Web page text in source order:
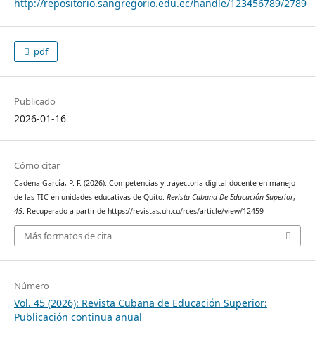
http://repositorio.sangregorio.edu.ec/handle/123456789/2789
pdf
Publicado
2026-01-16
Cómo citar
Cadena García, P. F. (2026). Competencias y trayectoria digital docente en manejo
de las TIC en unidades educativas de Quito. Revista Cubana De Educación Superior,
45. Recuperado a partir de https://revistas.uh.cu/rces/article/view/12459
Más formatos de cita
Número
Vol. 45 (2026): Revista Cubana de Educación Superior:
Publicación continua anual